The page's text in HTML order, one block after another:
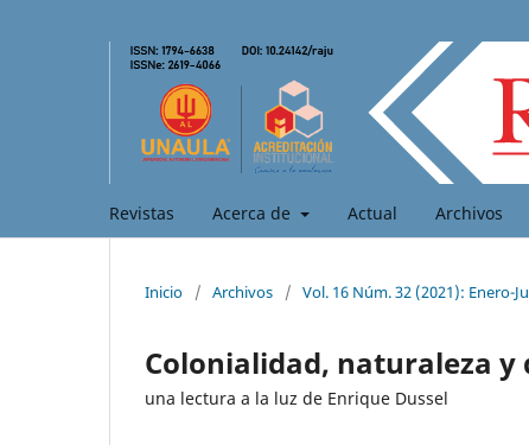
Revistas Acerca de Actual Archivos
Inicio / Archivos / Vol. 16 Núm. 32 (2021): Enero-
Colonialidad, naturaleza y
una lectura a la luz de Enrique Dussel